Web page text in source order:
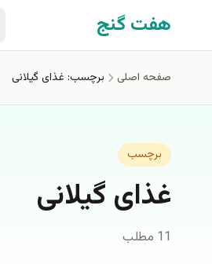
رفتن به محتوای اصلی
هفت گنج
صفحه اصلی برچسب: غذای گیلانی
برچسب
غذای گیلانی
11 مطلب